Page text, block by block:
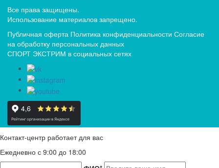
Все права защищены.
Использование материалов запрещено.
Публичная оферта Политика конфиденциальности Согласие
на обработку персональных данных
СПОРТ ЭКСТРИМ в социальных сетях
Контакт-центр работает для вас
Ежедневно с 9:00 до 18:00